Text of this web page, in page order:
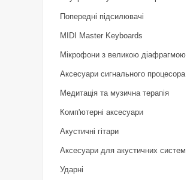
Попередні підсилювачі
MIDI Master Keyboards
Мікрофони з великою діафрагмою
Аксесуари сигнального процесора
Медитація та музична терапія
Комп'ютерні аксесуари
Акустичні гітари
Аксесуари для акустичних систем
Ударні